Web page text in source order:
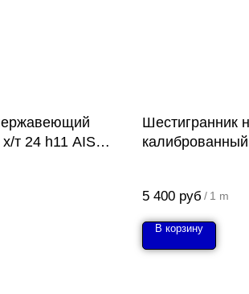
т 24 h11 AISI
Шестигранник
5 400 руб / 1 m
В корзину